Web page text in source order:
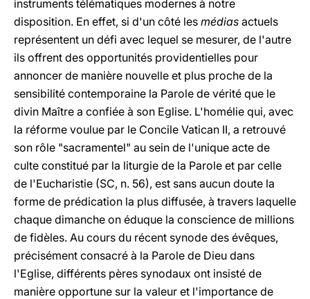
instruments télématiques modernes à notre
disposition. En effet, si d'un côté les médias actuels
représentent un défi avec lequel se mesurer, de l'autre
ils offrent des opportunités providentielles pour
annoncer de manière nouvelle et plus proche de la
sensibilité contemporaine la Parole de vérité que le
divin Maître a confiée à son Eglise. L'homélie qui, avec
la réforme voulue par le Concile Vatican II, a retrouvé
son rôle "sacramentel" au sein de l'unique acte de
culte constitué par la liturgie de la Parole et par celle
de l'Eucharistie (SC, n. 56), est sans aucun doute la
forme de prédication la plus diffusée, à travers laquelle
chaque dimanche on éduque la conscience de millions
de fidèles. Au cours du récent synode des évêques,
précisément consacré à la Parole de Dieu dans
l'Eglise, différents pères synodaux ont insisté de
manière opportune sur la valeur et l'importance de